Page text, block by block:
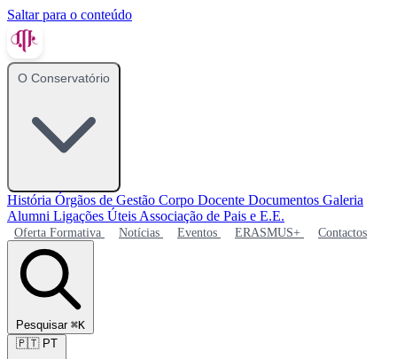
Saltar para o conteúdo
O Conservatório
História Órgãos de Gestão Corpo Docente Documentos Galeria
Alumni Ligações Úteis Associação de Pais e E.E.
Oferta Formativa Notícias Eventos ERASMUS+ Contactos
Pesquisar ⌘K
🇵🇹 PT